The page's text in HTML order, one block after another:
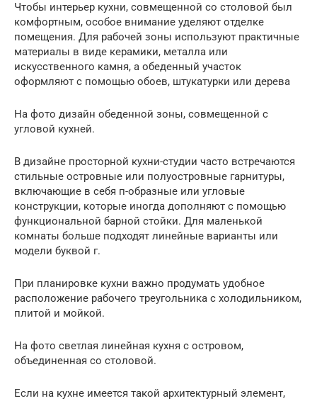
Чтобы интерьер кухни, совмещенной со столовой был
комфортным, особое внимание уделяют отделке
помещения. Для рабочей зоны используют практичные
материалы в виде керамики, металла или
искусственного камня, а обеденный участок
оформляют с помощью обоев, штукатурки или дерева
На фото дизайн обеденной зоны, совмещенной с
угловой кухней.
В дизайне просторной кухни-студии часто встречаются
стильные островные или полуостровные гарнитуры,
включающие в себя п-образные или угловые
конструкции, которые иногда дополняют с помощью
функциональной барной стойки. Для маленькой
комнаты больше подходят линейные варианты или
модели буквой г.
При планировке кухни важно продумать удобное
расположение рабочего треугольника с холодильником,
плитой и мойкой.
На фото светлая линейная кухня с островом,
объединенная со столовой.
Если на кухне имеется такой архитектурный элемент,